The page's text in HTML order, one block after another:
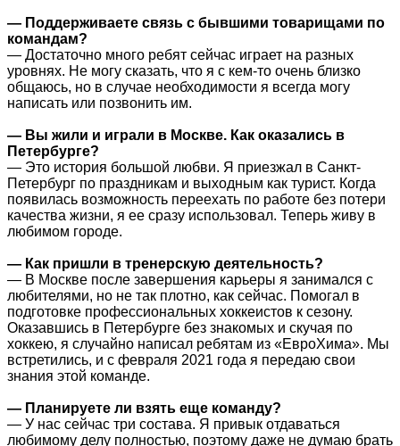
— Поддерживаете связь с бывшими товарищами по
командам?
— Достаточно много ребят сейчас играет на разных
уровнях. Не могу сказать, что я с кем-то очень близко
общаюсь, но в случае необходимости я всегда могу
написать или позвонить им.
— Вы жили и играли в Москве. Как оказались в
Петербурге?
— Это история большой любви. Я приезжал в Санкт-
Петербург по праздникам и выходным как турист. Когда
появилась возможность переехать по работе без потери
качества жизни, я ее сразу использовал. Теперь живу в
любимом городе.
— Как пришли в тренерскую деятельность?
— В Москве после завершения карьеры я занимался с
любителями, но не так плотно, как сейчас. Помогал в
подготовке профессиональных хоккеистов к сезону.
Оказавшись в Петербурге без знакомых и скучая по
хоккею, я случайно написал ребятам из «ЕвроХима». Мы
встретились, и с февраля 2021 года я передаю свои
знания этой команде.
— Планируете ли взять еще команду?
— У нас сейчас три состава. Я привык отдаваться
любимому делу полностью, поэтому даже не думаю брать